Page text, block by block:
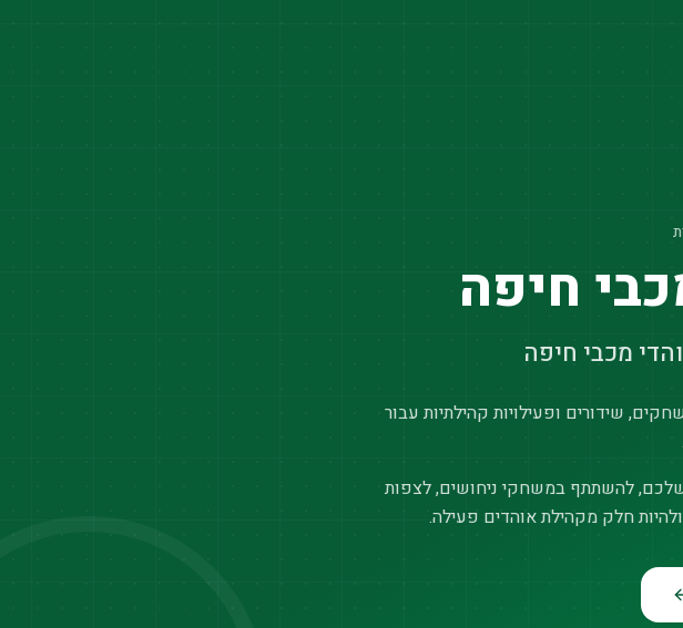
חיפה
מכבי חיפה
שידורים ופעילויות קהילתיות עבור
להשתתף במשחקי ניחושים, לצפות
חלק מקהילת אוהדים פעילה.